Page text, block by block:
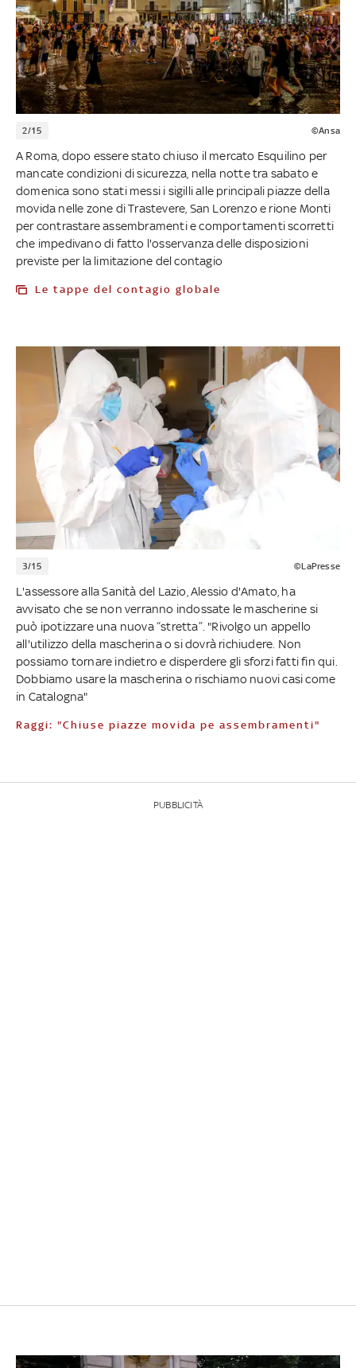
2/15 ©Ansa
A Roma, dopo essere stato chiuso il mercato Esquilino per
mancate condizioni di sicurezza, nella notte tra sabato e
domenica sono stati messi i sigilli alle principali piazze della
movida nelle zone di Trastevere, San Lorenzo e rione Monti
per contrastare assembramenti e comportamenti scorretti
che impedivano di fatto l'osservanza delle disposizioni
previste per la limitazione del contagio
Le tappe del contagio globale
3/15 ©LaPresse
L'assessore alla Sanità del Lazio, Alessio d'Amato, ha
avvisato che se non verranno indossate le mascherine si
può ipotizzare una nuova “stretta”. "Rivolgo un appello
all'utilizzo della mascherina o si dovrà richiudere. Non
possiamo tornare indietro e disperdere gli sforzi fatti fin qui.
Dobbiamo usare la mascherina o rischiamo nuovi casi come
in Catalogna"
Raggi: "Chiuse piazze movida pe assembramenti"
PUBBLICITÀ